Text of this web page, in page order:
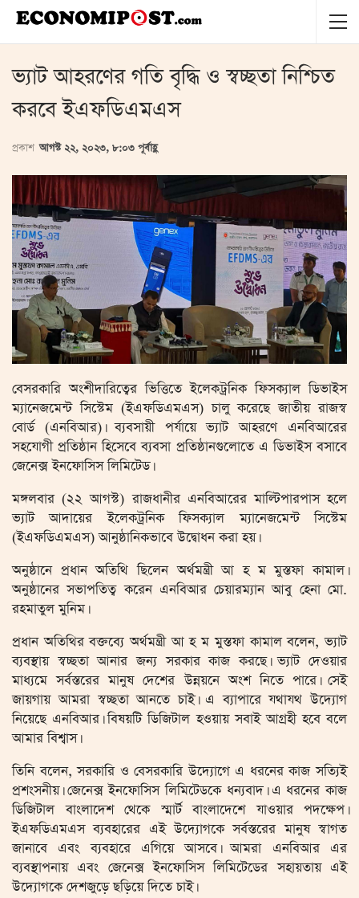
ভ্যাট আহরণের গতি বৃদ্ধি ও স্বচ্ছতা নিশ্চিত
করবে ইএফডিএমএস
প্রকাশ আগস্ট ২২, ২০২৩, ৮:০৩ পূর্বাহ্ণ
বেসরকারি অংশীদারিত্বের ভিত্তিতে ইলেকট্রনিক ফিসক্যাল ডিভাইস
ম্যানেজমেন্ট সিস্টেম (ইএফডিএমএস) চালু করেছে জাতীয় রাজস্ব
বোর্ড (এনবিআর)। ব্যবসায়ী পর্যায়ে ভ্যাট আহরণে এনবিআরের
সহযোগী প্রতিষ্ঠান হিসেবে ব্যবসা প্রতিষ্ঠানগুলোতে এ ডিভাইস বসাবে
জেনেক্স ইনফোসিস লিমিটেড।
মঙ্গলবার (২২ আগস্ট) রাজধানীর এনবিআরের মাল্টিপারপাস হলে
ভ্যাট আদায়ের ইলেকট্রনিক ফিসক্যাল ম্যানেজমেন্ট সিস্টেম
(ইএফডিএমএস) আনুষ্ঠানিকভাবে উদ্বোধন করা হয়।
অনুষ্ঠানে প্রধান অতিথি ছিলেন অর্থমন্ত্রী আ হ ম মুস্তফা কামাল।
অনুষ্ঠানের সভাপতিত্ব করেন এনবিআর চেয়ারম্যান আবু হেনা মো.
রহমাতুল মুনিম।
প্রধান অতিথির বক্তব্যে অর্থমন্ত্রী আ হ ম মুস্তফা কামাল বলেন, ভ্যাট
ব্যবস্থায় স্বচ্ছতা আনার জন্য সরকার কাজ করছে। ভ্যাট দেওয়ার
মাধ্যমে সর্বস্তরের মানুষ দেশের উন্নয়নে অংশ নিতে পারে। সেই
জায়গায় আমরা স্বচ্ছতা আনতে চাই। এ ব্যাপারে যথাযথ উদ্যোগ
নিয়েছে এনবিআর। বিষয়টি ডিজিটাল হওয়ায় সবাই আগ্রহী হবে বলে
আমার বিশ্বাস।
তিনি বলেন, সরকারি ও বেসরকারি উদ্যোগে এ ধরনের কাজ সত্যিই
প্রশংসনীয়। জেনেক্স ইনফোসিস লিমিটেডকে ধন্যবাদ। এ ধরনের কাজ
ডিজিটাল বাংলাদেশ থেকে স্মার্ট বাংলাদেশে যাওয়ার পদক্ষেপ।
ইএফডিএমএস ব্যবহারের এই উদ্যোগকে সর্বস্তরের মানুষ স্বাগত
জানাবে এবং ব্যবহারে এগিয়ে আসবে। আমরা এনবিআর এর
ব্যবস্থাপনায় এবং জেনেক্স ইনফোসিস লিমিটেডের সহায়তায় এই
উদ্যোগকে দেশজুড়ে ছড়িয়ে দিতে চাই।